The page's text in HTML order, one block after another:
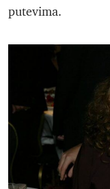
putevima.